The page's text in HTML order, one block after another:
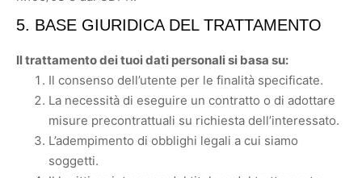
5. BASE GIURIDICA DEL TRATTAMENTO
Il trattamento dei tuoi dati personali si basa su:
Il consenso dell’utente per le finalità specificate.
La necessità di eseguire un contratto o di adottare
misure precontrattuali su richiesta dell’interessato.
L’adempimento di obblighi legali a cui siamo
soggetti.